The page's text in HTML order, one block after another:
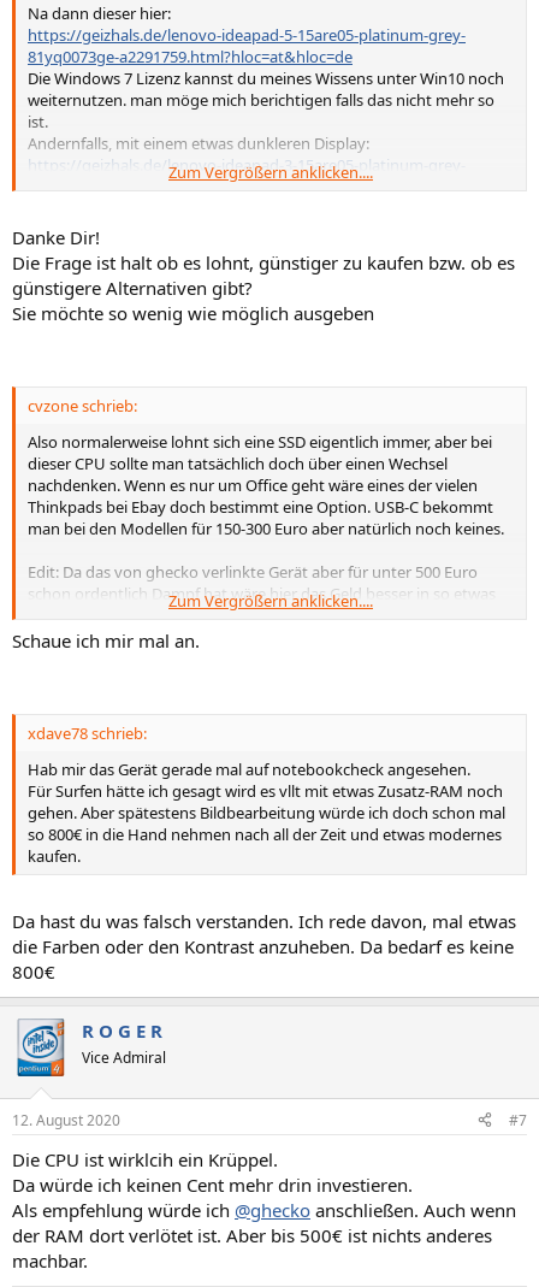
Na dann dieser hier:
https://geizhals.de/lenovo-ideapad-5-15are05-platinum-grey-
81yq0073ge-a2291759.html?hloc=at&hloc=de
Die Windows 7 Lizenz kannst du meines Wissens unter Win10 noch
weiternutzen. man möge mich berichtigen falls das nicht mehr so
ist.
Andernfalls, mit einem etwas dunkleren Display:
https://geizhals.de/lenovo-ideapad-3-15are05-platinum-grey-
81w4007cge-a2290127.html?hloc=at&hloc=de
SSD nachrüsten lohnt sich bei dem alten nicht, die CPU ist schlicht
zu langsam.
Zum Vergrößern anklicken....
Danke Dir!
Die Frage ist halt ob es lohnt, günstiger zu kaufen bzw. ob es
günstigere Alternativen gibt?
Sie möchte so wenig wie möglich ausgeben
cvzone schrieb:
Also normalerweise lohnt sich eine SSD eigentlich immer, aber bei
dieser CPU sollte man tatsächlich doch über einen Wechsel
nachdenken. Wenn es nur um Office geht wäre eines der vielen
Thinkpads bei Ebay doch bestimmt eine Option. USB-C bekommt
man bei den Modellen für 150-300 Euro aber natürlich noch keines.
Edit: Da das von ghecko verlinkte Gerät aber für unter 500 Euro
schon ordentlich Dampf hat wäre hier das Geld besser in so etwas
statt ein 4 Jahre altes Thinkpad investiert.
Zum Vergrößern anklicken....
Schaue ich mir mal an.
xdave78 schrieb:
Hab mir das Gerät gerade mal auf notebookcheck angesehen.
Für Surfen hätte ich gesagt wird es vllt mit etwas Zusatz-RAM noch
gehen. Aber spätestens Bildbearbeitung würde ich doch schon mal
so 800€ in die Hand nehmen nach all der Zeit und etwas modernes
kaufen.
Da hast du was falsch verstanden. Ich rede davon, mal etwas
die Farben oder den Kontrast anzuheben. Da bedarf es keine
800€
R O G E R
Vice Admiral
12. August 2020 #7
Die CPU ist wirklcih ein Krüppel.
Da würde ich keinen Cent mehr drin investieren.
Als empfehlung würde ich @ghecko anschließen. Auch wenn
der RAM dort verlötet ist. Aber bis 500€ ist nichts anderes
machbar.